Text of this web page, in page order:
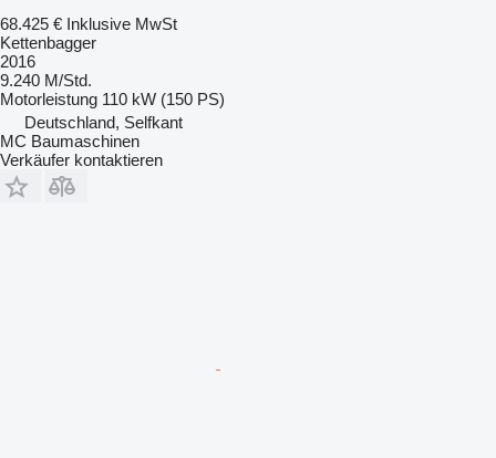
68.425 € Inklusive MwSt
Kettenbagger
2016
9.240 M/Std.
Motorleistung 110 kW (150 PS)
Deutschland, Selfkant
MC Baumaschinen
Verkäufer kontaktieren